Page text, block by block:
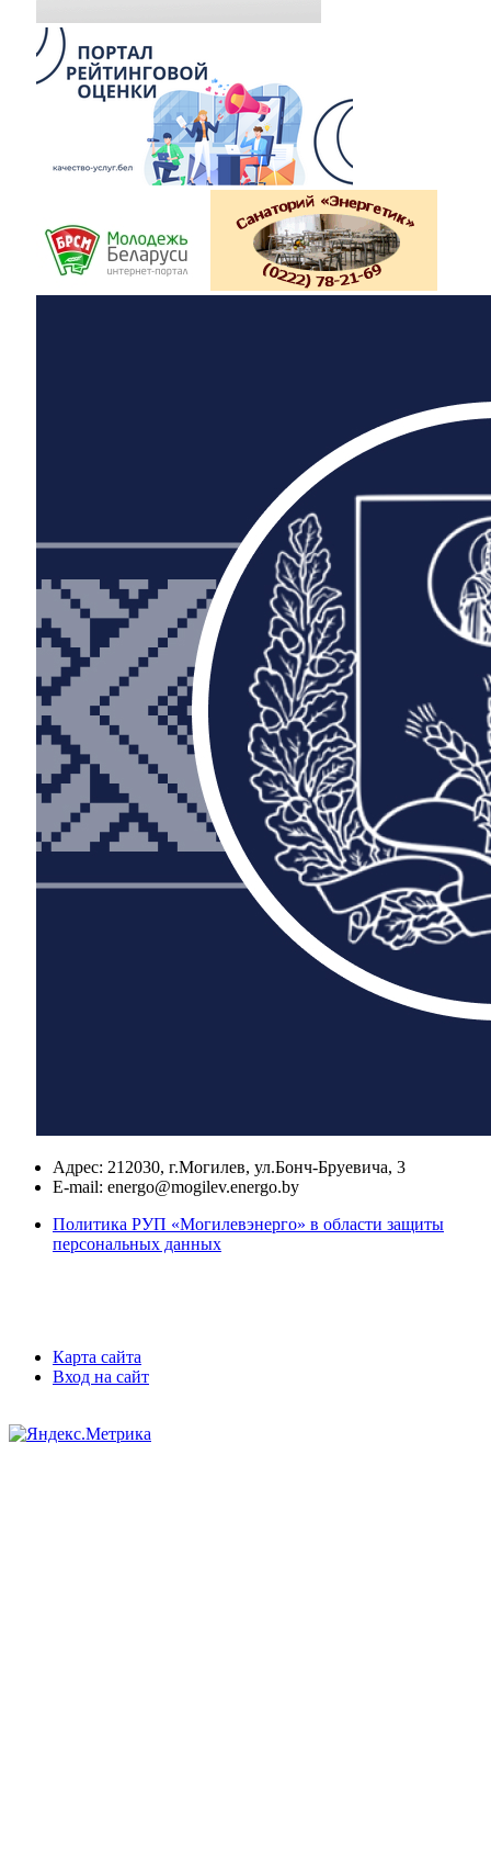
Адрес: 212030, г.Могилев, ул.Бонч-Бруевича, 3
E-mail: energo@mogilev.energo.by
Политика РУП «Могилевэнерго» в области защиты
персональных данных
Карта сайта
Вход на сайт